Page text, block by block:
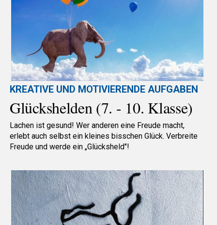
KREATIVE UND MOTIVIERENDE AUFGABEN
Glückshelden (7. - 10. Klasse)
Lachen ist gesund! Wer anderen eine Freude macht,
erlebt auch selbst ein kleines bisschen Glück. Verbreite
Freude und werde ein „Glücksheld"!